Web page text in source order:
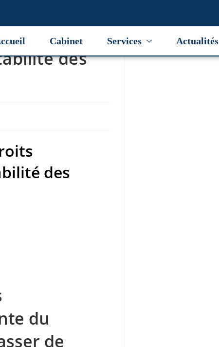
Cabinet Services Actualités
des
des
du
de